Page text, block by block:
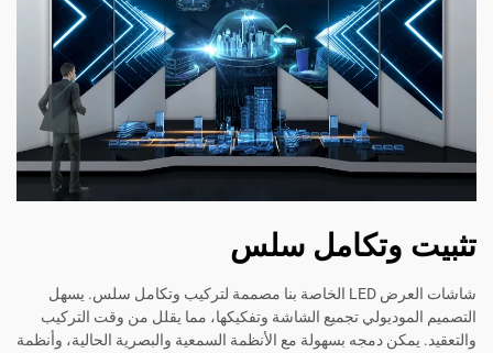
وتكامل سلس
شاشات العرض LED الخاصة بنا مصممة لتركيب وتكامل سلس. يسهل
تجميع الشاشة وتفكيكها، مما يقلل من وقت التركيب
دمجه بسهولة مع الأنظمة السمعية والبصرية الحالية، وأنظمة